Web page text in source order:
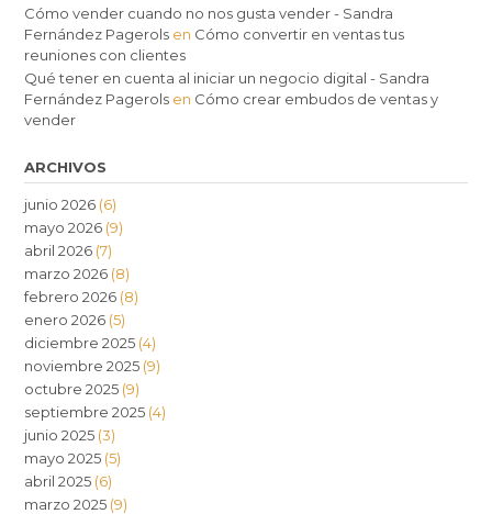
Cómo vender cuando no nos gusta vender - Sandra
Fernández Pagerols en Cómo convertir en ventas tus
reuniones con clientes
Qué tener en cuenta al iniciar un negocio digital - Sandra
Fernández Pagerols en Cómo crear embudos de ventas y
vender
ARCHIVOS
junio 2026 (6)
mayo 2026 (9)
abril 2026 (7)
marzo 2026 (8)
febrero 2026 (8)
enero 2026 (5)
diciembre 2025 (4)
noviembre 2025 (9)
octubre 2025 (9)
septiembre 2025 (4)
junio 2025 (3)
mayo 2025 (5)
abril 2025 (6)
marzo 2025 (9)